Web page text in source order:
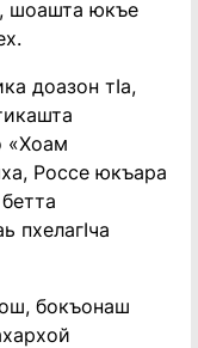
шоашта юкъе
доазон тIа,
«Хоам
Россе юкъара
пхелагIча
бокъонаш